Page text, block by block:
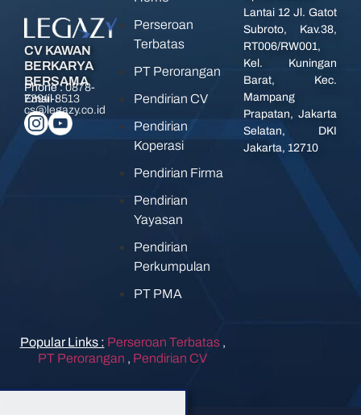
CV KAWAN
BERKARYA
BERSAMA
Phone :0878-
7394-8513
Email :
cs@legazy.co.id
Perseroan
Terbatas
PT Perorangan
Pendirian CV
Pendirian
Koperasi
Pendirian Firma
Pendirian
Yayasan
Pendirian
Perkumpulan
PT PMA
Lantai 12 Jl. Gatot
Subroto, Kav.38,
RT006/RW001,
Kel. Kuningan
Barat, Kec.
Mampang
Prapatan, Jakarta
Selatan, DKI
Jakarta, 12710
Popular Links : Perseroan Terbatas ,
PT Perorangan , Pendirian CV